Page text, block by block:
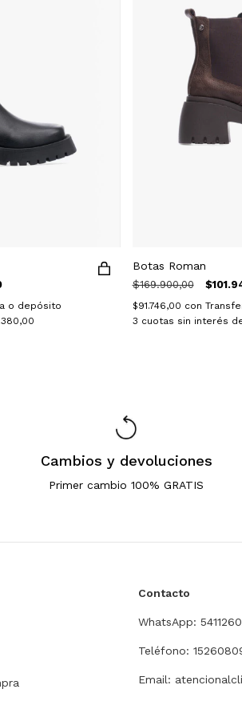
o depósito
Botas Roman
$169.900,00
$91.746,00 con
3 cuotas sin interés
Cambios y devoluciones
Primer cambio 100% GRATIS
Contacto
WhatsApp:
Teléfono:
Email: